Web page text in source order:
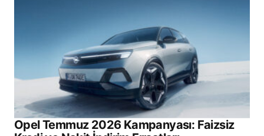
Opel Temmuz 2026 Kampanyası: Faizsiz